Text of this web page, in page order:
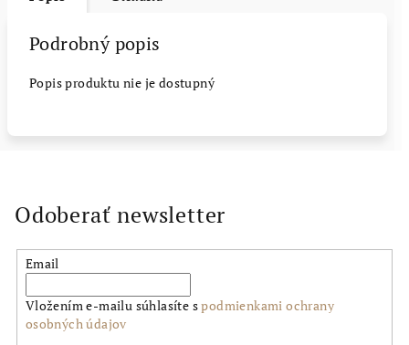
Podrobný popis
Popis produktu nie je dostupný
Odoberať newsletter
Email
Vložením e-mailu súhlasíte spodmienkami ochrany
osobných údajov